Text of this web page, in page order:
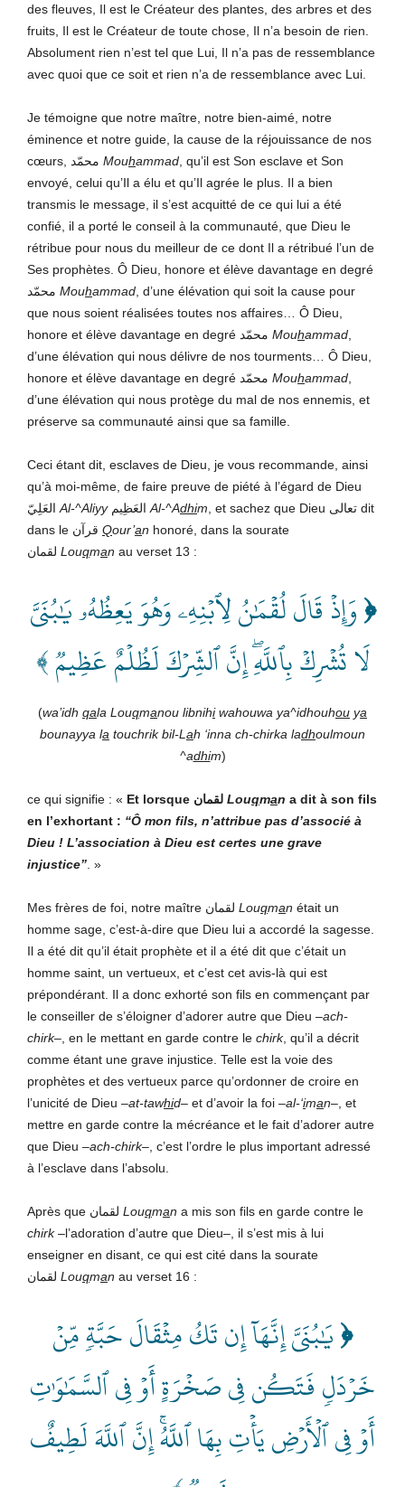
des fleuves, Il est le Créateur des plantes, des arbres et des
fruits, Il est le Créateur de toute chose, Il n’a besoin de rien.
Absolument rien n’est tel que Lui, Il n’a pas de ressemblance
avec quoi que ce soit et rien n’a de ressemblance avec Lui.
Je témoigne que notre maître, notre bien-aimé, notre
éminence et notre guide, la cause de la réjouissance de nos
Mouhammad , qu’il est Son esclave et Son
envoyé, celui qu’Il a élu et qu’Il agrée le plus. Il a bien
transmis le message, il s’est acquitté de ce qui lui a été
confié, il a porté le conseil à la communauté, que Dieu le
rétribue pour nous du meilleur de ce dont Il a rétribué l’un de
Ses prophètes. Ô Dieu, honore et élève davantage en degré
Mouhammad , d’une élévation qui soit la cause pour
que nous soient réalisées toutes nos affaires… Ô Dieu,
Mouhammad
d’une élévation qui nous délivre de nos tourments… Ô Dieu,
Mouhammad
d’une élévation qui nous protège du mal de nos ennemis, et
préserve sa communauté ainsi que sa famille.
Ceci étant dit, esclaves de Dieu, je vous recommande, ainsi
qu’à moi-même, de faire preuve de piété à l’égard de Dieu
العَلِيّ Al-^Aliyy Al-^Adhim , et sachez que Dieu تعالى dit
dans le قرآن Qour’an honoré, dans la sourate
لقمان Louqman au verset 13 :
﴿وَإِذۡ قَالَ لُقۡمَٰنُ لِٱبۡنِهِۦ وَهُوَ يَعِظُهُۥ يَٰبُنَيَّ
لَا تُشۡرِكۡ بِٱللَّهِۖ إِنَّ ٱلشِّرۡكَ لَظُلۡمٌ عَظِيمٞ ﴾
(wa’idh qala Louqmanou libnihiwahouwa ya^idhouhou ya
bounayya la touchrik bil-L ah ‘inna ch-chirka ladhoulmoun
^adhim)
ce qui signifie : « Et lorsque لقمان Louqman a dit à son fils
en l’exhortant : “Ô mon fils, n’attribue pas d’associé à
Dieu ! L’association à Dieu est certes une grave
injustice” . »
Mes frères de foi, notre maître لقمان Louqman était un
homme sage, c’est-à-dire que Dieu lui a accordé la sagesse.
Il a été dit qu’il était prophète et il a été dit que c’était un
homme saint, un vertueux, et c’est cet avis-là qui est
prépondérant. Il a donc exhorté son fils en commençant par
le conseiller de s’éloigner d’adorer autre que Dieu –ach-
chirk– , en le mettant en garde contre le chirk, qu’il a décrit
comme étant une grave injustice. Telle est la voie des
prophètes et des vertueux parce qu’ordonner de croire en
l’unicité de Dieu –at-tawhid– et d’avoir la foi –al-‘iman–, et
mettre en garde contre la mécréance et le fait d’adorer autre
que Dieu –ach-chirk– , c’est l’ordre le plus important adressé
à l’esclave dans l’absolu.
Après que لقمان Louqman a mis son fils en garde contre le
chirk–l’adoration d’autre que Dieu–, il s’est mis à lui
enseigner en disant, ce qui est cité dans la sourate
لقمان Louqman au verset 16 :
﴿يَٰبُنَيَّ إِنَّهَآ إِن تَكُ مِثۡقَالَ حَبَّةٖ مِّنۡ
خَرۡدَلٖ فَتَكُن فِي صَخۡرَةٍ أَوۡ فِي ٱلسَّمَٰوَٰتِ
أَوۡ فِي ٱلۡأَرۡضِ يَأۡتِ بِهَا ٱللَّهُۚ إِنَّ ٱللَّهَ لَطِيفٌ